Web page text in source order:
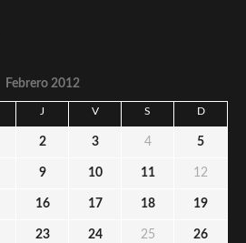
Febrero 2012
J V S D
2 3 4 5
9 10 11 12
16 17 18 19
23 24 25 26